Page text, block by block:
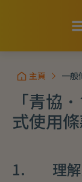
主頁 一般
「青協
式使用
1. 理解